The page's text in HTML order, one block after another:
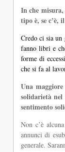
In che
tipo è, se c’è,
Credo ci sia
fanno libri e
forme di
che si fa al
Una
solidarietà
sentimento
Non c’è
annunci di
generale.